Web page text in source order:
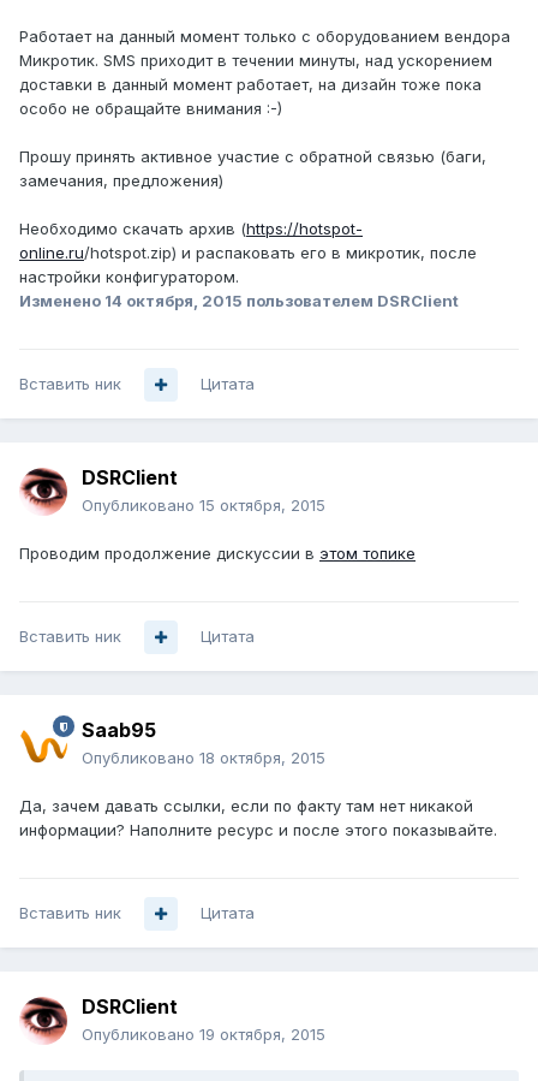
Работает на данный момент только с оборудованием вендора
Микротик. SMS приходит в течении минуты, над ускорением
доставки в данный момент работает, на дизайн тоже пока
особо не обращайте внимания :-)
Прошу принять активное участие с обратной связью (баги,
замечания, предложения)
Необходимо скачать архив (https://hotspot-
online.ru/hotspot.zip) и распаковать его в микротик, после
настройки конфигуратором.
Изменено 14 октября, 2015 пользователем DSRClient
Вставить ник Цитата
DSRClient
Опубликовано 15 октября, 2015
Проводим продолжение дискуссии в этом топике
Вставить ник Цитата
Saab95
Опубликовано 18 октября, 2015
Да, зачем давать ссылки, если по факту там нет никакой
информации? Наполните ресурс и после этого показывайте.
Вставить ник Цитата
DSRClient
Опубликовано 19 октября, 2015